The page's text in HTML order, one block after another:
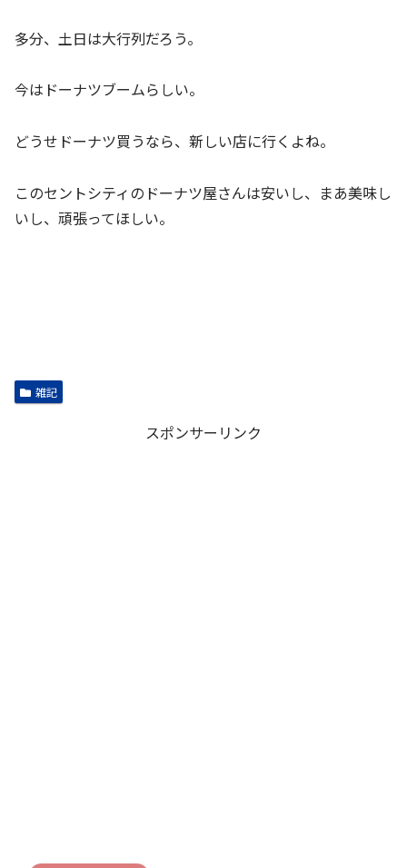
多分、土日は大行列だろう。
今はドーナツブームらしい。
どうせドーナツ買うなら、新しい店に行くよね。
このセントシティのドーナツ屋さんは安いし、まあ美味し
いし、頑張ってほしい。
雑記
スポンサーリンク